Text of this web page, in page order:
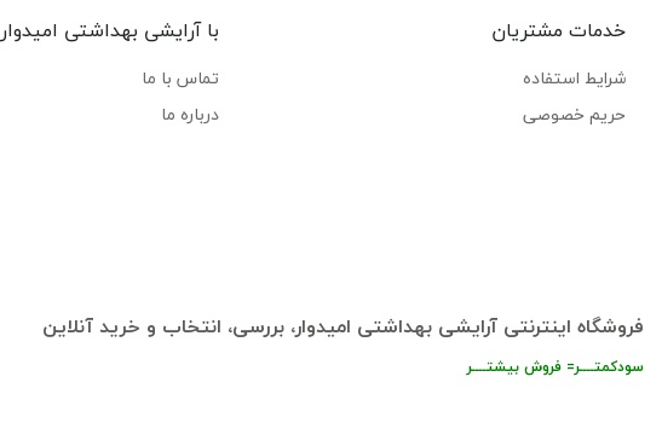
خدمات مشتریان
شرایط استفاده
حریم خصوصی
با آرایشی بهداشتی امیدوار
تماس با ما
درباره ما
فروشگاه اینترنتی آرایشی بهداشتی امیدوار، بررسی، انتخاب و خرید آنلاین
سودکمتــــر= فروش بیشتــــر